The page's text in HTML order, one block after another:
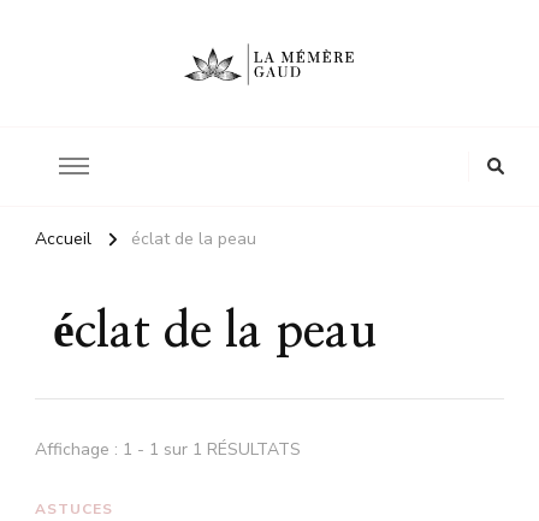
Accueil éclat de la peau
éclat de la peau
Affichage : 1 - 1 sur 1 RÉSULTATS
ASTUCES